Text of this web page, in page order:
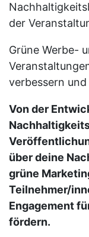
der
Grüne Werbe-
verbessern
Von der
über deine
grüne
Teilnehmer/
Engagement
fördern.